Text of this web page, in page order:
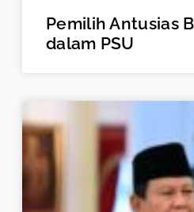
Pemilih Antusias
dalam PSU